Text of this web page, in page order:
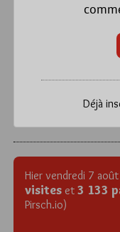
Déjà
Hier vendredi 7
visites et 3 133
Pirsch.io)